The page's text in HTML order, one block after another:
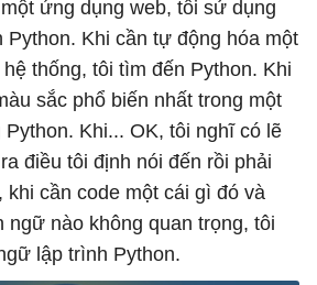
ứng dụng web, tôi sử dụng
Python. Khi cần tự động hóa một
thống, tôi tìm đến Python. Khi
sắc phổ biến nhất trong một
Khi... OK, tôi nghĩ có lẽ
điều tôi định nói đến rồi phải
khi cần code một cái gì đó và
ngữ nào không quan trọng, tôi
lập trình Python.